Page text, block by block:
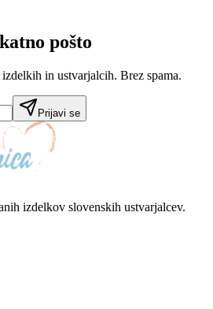
pošto
in ustvarjalcih. Brez spama.
Prijavi se
izdelkov slovenskih ustvarjalcev.